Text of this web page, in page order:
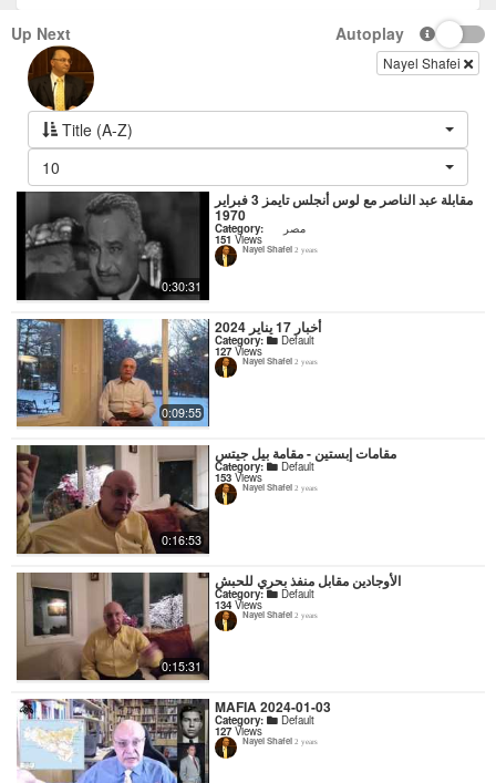
Up Next Autoplay
Nayel Shafei
Title (A-Z)
10
0:30:31
مقابلة عبد الناصر مع لوس أنجلس تايمز 3 فبراير
1970
Category: مصر
151 Views
Nayel Shafei 2 years
0:09:55
أخبار 17 يناير 2024
Category: Default
127Views
Nayel Shafei 2 years
0:16:53
مقامات إبستين - مقامة بيل جيتس
Category: Default
153 Views
Nayel Shafei 2 years
0:15:31
الأوجادين مقابل منفذ بحري للحبش
Category: Default
134 Views
Nayel Shafei 2 years
MAFIA 2024-01-03
Category: Default
127Views
Nayel Shafei 2 years